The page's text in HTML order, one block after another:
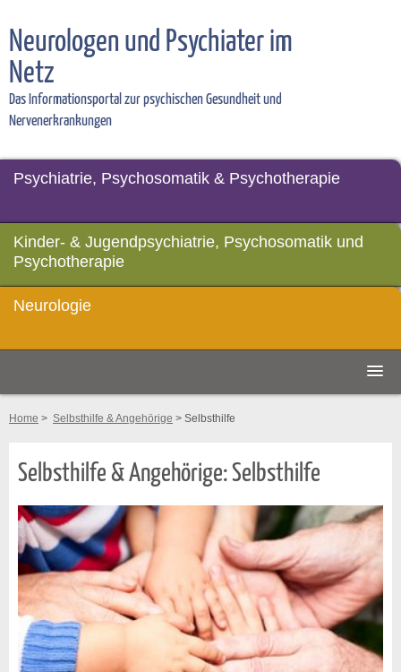
Neurologen und Psychiater im
Netz
Das Informationsportal zur psychischen Gesundheit und
Nervenerkrankungen
Psychiatrie, Psychosomatik & Psychotherapie
Kinder- & Jugendpsychiatrie, Psychosomatik und
Psychotherapie
Neurologie
Home > Selbsthilfe & Angehörige > Selbsthilfe
Selbsthilfe & Angehörige: Selbsthilfe